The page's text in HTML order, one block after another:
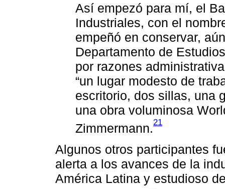
Así empezó para mí, el
Industriales, con el
empeñó en conservar,
Departamento de
por razones
“un lugar modesto de
escritorio, dos sillas, una
una obra voluminosa
Zimmermann.21
Algunos otros participantes
alerta a los avances de la
América Latina y estudioso